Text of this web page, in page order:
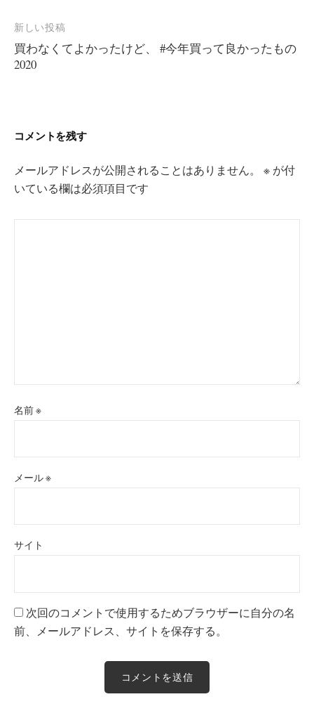
ゲ
ー
シ
ョ
新しい投稿
買わなくてよかったけど、 #今年買って良かったもの
2020
コメントを残す
メールアドレスが公開されることはありません。 ※ が付
いている欄は必須項目です
名前※
メール※
サイト
次回のコメントで使用するためブラウザーに自分の名
前、メールアドレス、サイトを保存する。